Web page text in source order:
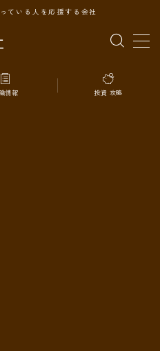
ている人を応援する会社
情報 投資 攻略